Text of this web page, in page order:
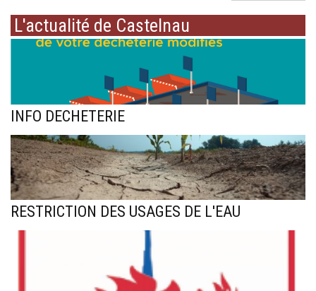
L'actualité de Castelnau
INFO DECHETERIE
RESTRICTION DES USAGES DE L'EAU